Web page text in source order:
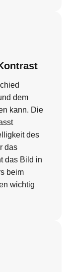
dem
kann. Die
des
das
das Bild in
beim
wichtig